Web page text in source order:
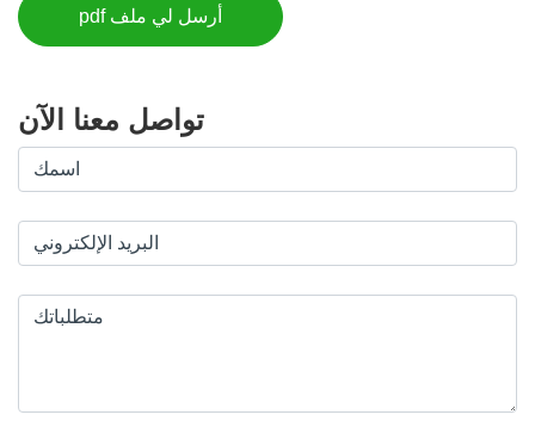
أرسل لي ملف pdf
تواصل معنا الآن